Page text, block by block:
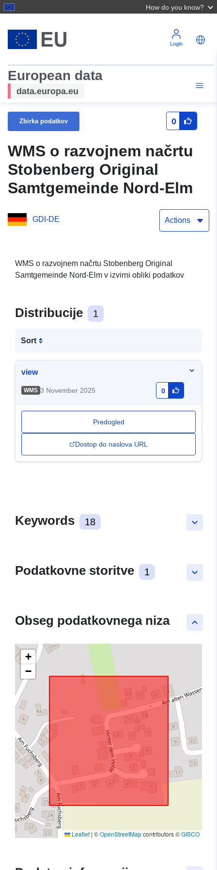
How do you know?
Login
European data
data.europa.eu
Zbirka podatkov 0
WMS o razvojnem načrtu
Stobenberg Original
Samtgemeinde Nord-Elm
GDI-DE Actions
WMS o razvojnem načrtu Stobenberg Original
Samtgemeinde Nord-Elm v izvirni obliki podatkov
Distribucije 1
Sort
view
WMS 3 November 2025 0
Predogled
Dostop do naslova URL
keyboard_arrow_down
Keywords 18
keyboard_arrow_down
Podatkovne storitve 1
keyboard_arrow_up
Obseg podatkovnega niza
+
−
Leaflet | ©OpenStreetMapcontributors ©GISCO